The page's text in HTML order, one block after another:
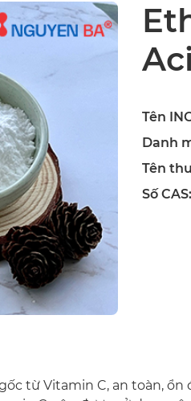
Tên
Danh
Tên
Số CAS:
từ Vitamin C, an toàn,